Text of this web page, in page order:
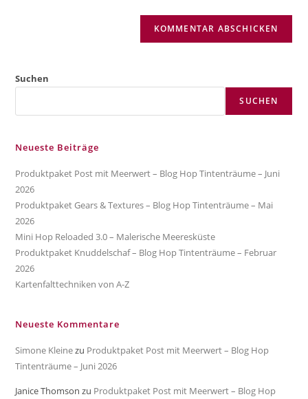
Suchen
SUCHEN
Neueste Beiträge
Produktpaket Post mit Meerwert – Blog Hop Tintenträume – Juni
2026
Produktpaket Gears & Textures – Blog Hop Tintenträume – Mai
2026
Mini Hop Reloaded 3.0 – Malerische Meeresküste
Produktpaket Knuddelschaf – Blog Hop Tintenträume – Februar
2026
Kartenfalttechniken von A-Z
Neueste Kommentare
Simone Kleinezu Produktpaket Post mit Meerwert – Blog Hop
Tintenträume – Juni 2026
Janice Thomson zu Produktpaket Post mit Meerwert – Blog Hop